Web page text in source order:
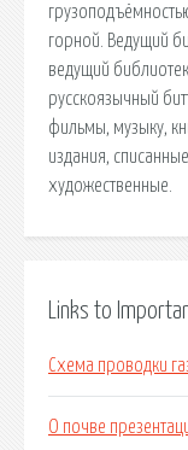
горной. Ведущий
ведущий
русскоязычный
фильмы, музыку,
издания,
художественные.
Links to
Схема проводки
О почве